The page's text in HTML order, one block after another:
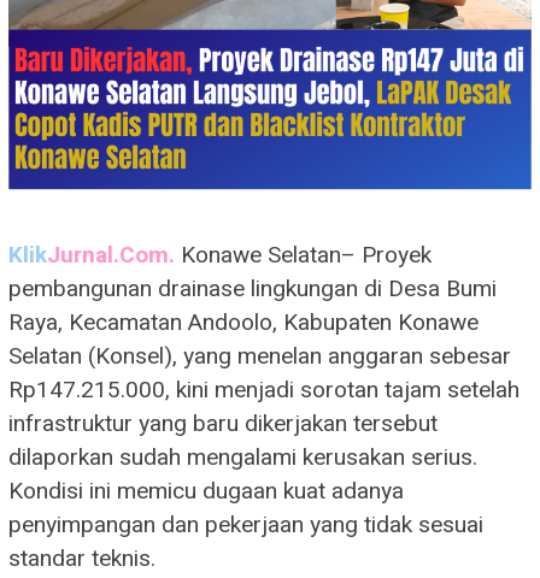
KlikJurnal.Com. Konawe Selatan– Proyek
pembangunan drainase lingkungan di Desa Bumi
Raya, Kecamatan Andoolo, Kabupaten Konawe
Selatan (Konsel), yang menelan anggaran sebesar
Rp147.215.000, kini menjadi sorotan tajam setelah
infrastruktur yang baru dikerjakan tersebut
dilaporkan sudah mengalami kerusakan serius.
Kondisi ini memicu dugaan kuat adanya
penyimpangan dan pekerjaan yang tidak sesuai
standar teknis.